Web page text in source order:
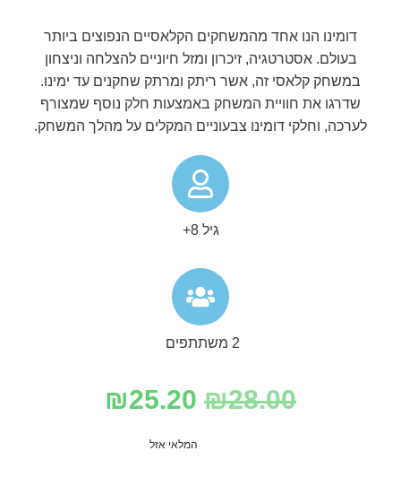
דומינו הנו אחד מהמשחקים הקלאסיים הנפוצים ביותר
בעולם. אסטרטגיה, זיכרון ומזל חיוניים להצלחה וניצחון
במשחק קלאסי זה, אשר ריתק ומרתק שחקנים עד ימינו.
שדרגו את חוויית המשחק באמצעות חלק נוסף שמצורף
לערכה, וחלקי דומינו צבעוניים המקלים על מהלך המשחק.
גיל 8+
2 משתתפים
₪28.00
₪25.20
המלאי אזל